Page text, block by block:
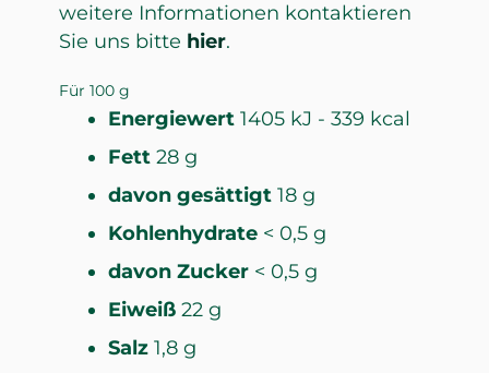
weitere Informationen kontaktieren
Sie uns bitte hier.
Für 100 g
Energiewert 1405 kJ - 339 kcal
Fett 28 g
davon gesättigt 18 g
Kohlenhydrate < 0,5 g
davon Zucker < 0,5 g
Eiweiß 22 g
Salz 1,8 g